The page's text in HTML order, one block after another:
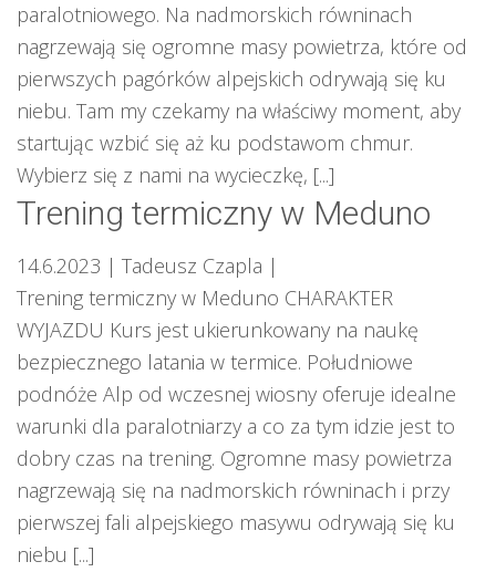
paralotniowego. Na nadmorskich równinach
nagrzewają się ogromne masy powietrza, które od
pierwszych pagórków alpejskich odrywają się ku
niebu. Tam my czekamy na właściwy moment, aby
startując wzbić się aż ku podstawom chmur.
Wybierz się z nami na wycieczkę, [...]
Trening termiczny w Meduno
14.6.2023 | Tadeusz Czapla |
Trening termiczny w Meduno CHARAKTER
WYJAZDU Kurs jest ukierunkowany na naukę
bezpiecznego latania w termice. Południowe
podnóże Alp od wczesnej wiosny oferuje idealne
warunki dla paralotniarzy a co za tym idzie jest to
dobry czas na trening. Ogromne masy powietrza
nagrzewają się na nadmorskich równinach i przy
pierwszej fali alpejskiego masywu odrywają się ku
niebu [...]